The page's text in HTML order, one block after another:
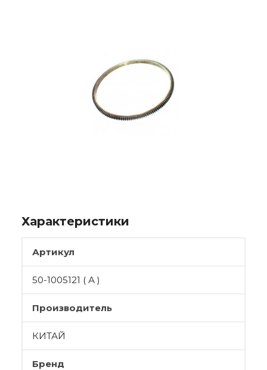
Характеристики
Артикул
50-1005121 ( А )
Производитель
КИТАЙ
Бренд